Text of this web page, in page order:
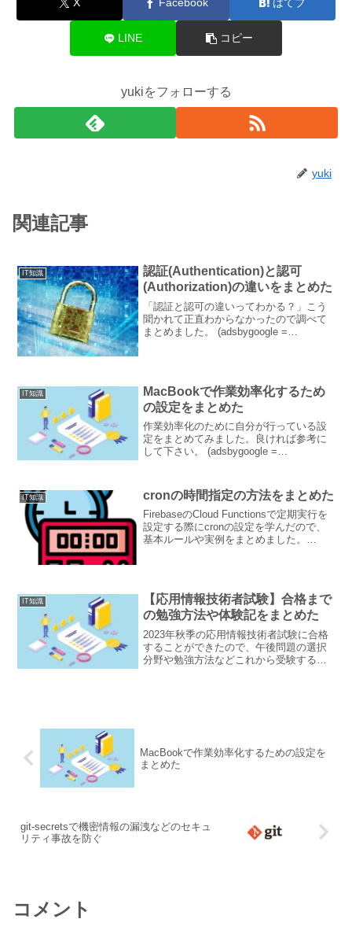
X Facebook はてブ
LINE コピー
yukiをフォローする
yuki
関連記事
IT知識
認証(Authentication)と認可
(Authorization)の違いをまとめた
「認証と認可の違いってわかる？」こう
聞かれて正直わからなかったので調べて
まとめました。 (adsbygoogle =
IT知識
MacBookで作業効率化するため
の設定をまとめた
作業効率化のために自分が行っている設
定をまとめてみました。良ければ参考に
して下さい。 (adsbygoogle =
IT知識 cronの時間指定の方法をまとめた
FirebaseのCloud Functionsで定期実行を
設定する際にcronの設定を学んだので、
基本ルールや実例をまとめました。
IT知識
【応用情報技術者試験】合格まで
の勉強方法や体験記をまとめた
2023年秋季の応用情報技術者試験に合格
することができたので、午後問題の選択
分野や勉強方法などこれから受験する人
MacBookで作業効率化するための設定を
まとめた
git-secretsで機密情報の漏洩などのセキュ
リティ事故を防ぐ
コメント